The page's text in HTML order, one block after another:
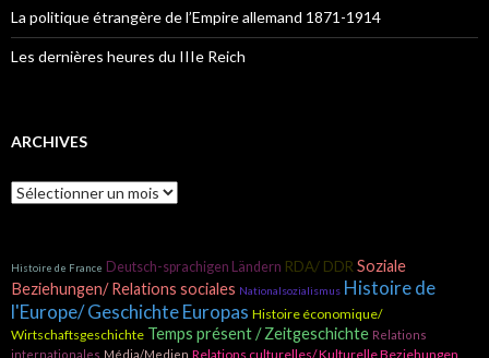
La politique étrangère de l’Empire allemand 1871-1914
Les dernières heures du IIIe Reich
ARCHIVES
A
r
i
v
e
s
Histoire de France Deutsch-sprachigen Ländern RDA/ DDR Soziale
Beziehungen/ Relations sociales Nationalsozialismus Histoire de
l'Europe/ Geschichte Europas Histoire économique/
Wirtschaftsgeschichte Temps présent / Zeitgeschichte Relations
internationales Média/Medien Relations culturelles/ Kulturelle Beziehungen